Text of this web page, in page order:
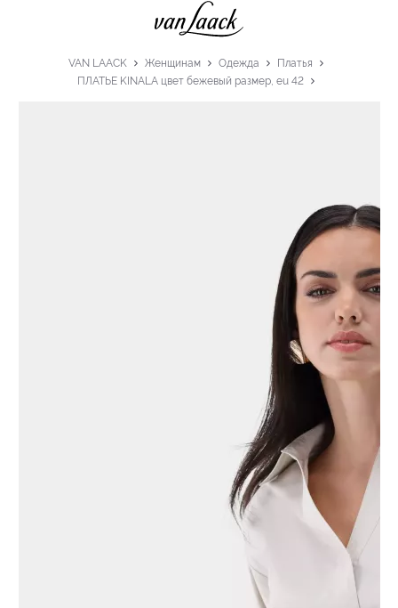
VAN LAACK Женщинам Одежда
Платья
ПЛАТЬЕ KINALA цвет бежевый размер, eu 42